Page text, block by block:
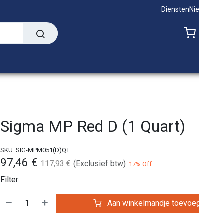
Diensten
Sigma MP Red D (1 Quart)
SKU: SIG-MPM051(D)QT
97,46 € 117,93€ (Exclusief btw) 17% Off
Filter:
Aan winkelmandje